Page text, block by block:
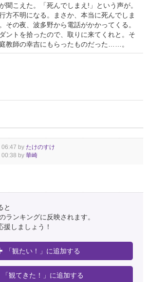
聞こえた。「死んでしまえ!」という声が。
方不明になる。まさか、本当に死んでしま
の夜、波多野から電話がかかってくる。
ントを拾ったので、取りに来てくれと。そ
教師の幸吉にもらったものだった……。
by たけのすけ
by 華崎
と
ランキングに反映されます。
援しましょう！
「観たい！」に追加する
「観てきた！」に追加する